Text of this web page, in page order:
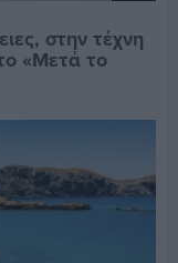
στην τέχνη
«Μετά το